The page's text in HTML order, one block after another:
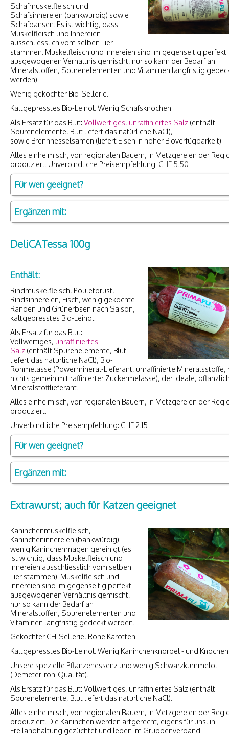
Schafmuskelfleisch und
Schafsinnereien (bankwürdig) sowie
Schafpansen. Es ist wichtig, dass
Muskelfleisch und Innereien
ausschliesslich vom selben Tier
stammen. Muskelfleisch und Innereien sind im gegenseitig perfekt
ausgewogenen Verhältnis gemischt, nur so kann der Bedarf an
Mineralstoffen, Spurenelementen und Vitaminen langfristig
werden).
Wenig gekochter Bio-Sellerie.
Kaltgepresstes Bio-Leinöl. Wenig Schafsknochen.
Als Ersatz für das Blut: Vollwertiges, unraffiniertes Salz (enthält
Spurenelemente, Blut liefert das natürliche NaCl),
sowie Brennnesselsamen (liefert Eisen in hoher Bioverfügbarkeit).
Alles einheimisch, von regionalen Bauern, in Metzgereien der
produziert. Unverbindliche Preisempfehlung: CHF 5.50
Für wen geeignet?
Ergänzen mit:
DeliCATessa 100g
Enthält:
Rindmuskelfleisch, Pouletbrust,
Rindsinnereien, Fisch, wenig gekochte
Randen und Grünerbsen nach Saison,
kaltgepresstes Bio-Leinöl.
Als Ersatz für das Blut:
Vollwertiges, unraffiniertes
Salz (enthält Spurenelemente, Blut
liefert das natürliche NaCl), Bio-
Rohmelasse (Powermineral-Lieferant, unraffinierte Mineralsstoffe,
nichts gemein mit raffinierter Zuckermelasse), der ideale,
Mineralstofflieferant.
Alles einheimisch, von regionalen Bauern, in Metzgereien der
produziert.
Unverbindliche Preisempfehlung: CHF 2.15
Für wen geeignet?
Ergänzen mit:
Extrawurst; auch für Katzen geeignet
Kaninchenmuskelfleisch,
Kanincheninnereien (bankwürdig)
wenig Kaninchenmagen gereinigt (es
ist wichtig, dass Muskelfleisch und
Innereien ausschliesslich vom selben
Tier stammen). Muskelfleisch und
Innereien sind im gegenseitig perfekt
ausgewogenen Verhältnis gemischt,
nur so kann der Bedarf an
Mineralstoffen, Spurenelementen und
Vitaminen langfristig gedeckt werden.
Gekochter CH-Sellerie, Rohe Karotten.
Kaltgepresstes Bio-Leinöl. Wenig Kaninchenknorpel - und
Unsere spezielle Pflanzenessenz und wenig Schwarzkümmelöl
(Demeter-roh-Qualität).
Als Ersatz für das Blut: Vollwertiges, unraffiniertes Salz (enthält
Spurenelemente, Blut liefert das natürliche NaCl).
Alles einheimisch, von regionalen Bauern, in Metzgereien der
produziert. Die Kaninchen werden artgerecht, eigens für uns, in
Freilandhaltung gezüchtet und leben im Gruppenverband.